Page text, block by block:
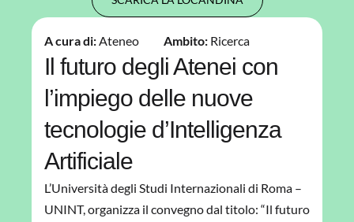
A cura di:Ateneo Ambito: Ricerca
Il futuro degli Atenei con
l’impiego delle nuove
tecnologie d’Intelligenza
Artificiale
L’Università degli Studi Internazionali di Roma –
UNINT, organizza il convegno dal titolo: “Il futuro